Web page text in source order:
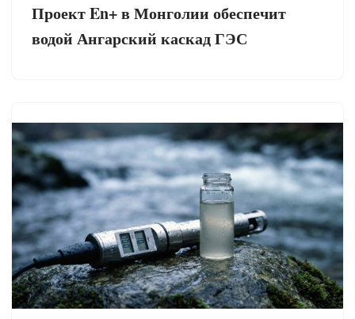
Проект En+ в Монголии обеспечит
водой Ангарский каскад ГЭС